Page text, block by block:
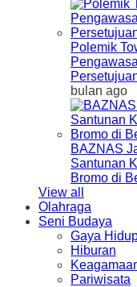
Polemik
bulan ago
BAZNAS
Santunan
Bromo di
View all
Olahraga
Seni Budaya
Gaya
Hiburan
Pariwisata